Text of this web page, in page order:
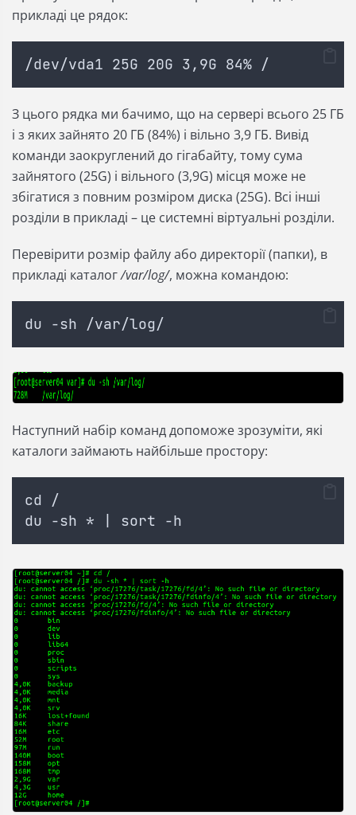
прикладі це рядок:
/dev/vda1 25G 20G 3,9G 84% /
З цього рядка ми бачимо, що на сервері всього 25 ГБ
і з яких зайнято 20 ГБ (84%) і вільно 3,9 ГБ. Вивід
команди заокруглений до гігабайту, тому сума
зайнятого (25G) і вільного (3,9G) місця може не
збігатися з повним розміром диска (25G). Всі інші
розділи в прикладі – це системні віртуальні розділи.
Перевірити розмір файлу або директорії (папки), в
прикладі каталог/var/log/, можна командою:
du -sh /var/log/
Наступний набір команд допоможе зрозуміти, які
каталоги займають найбільше простору:
cd /
du -sh * | sort -h